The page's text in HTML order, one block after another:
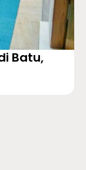
Batu,